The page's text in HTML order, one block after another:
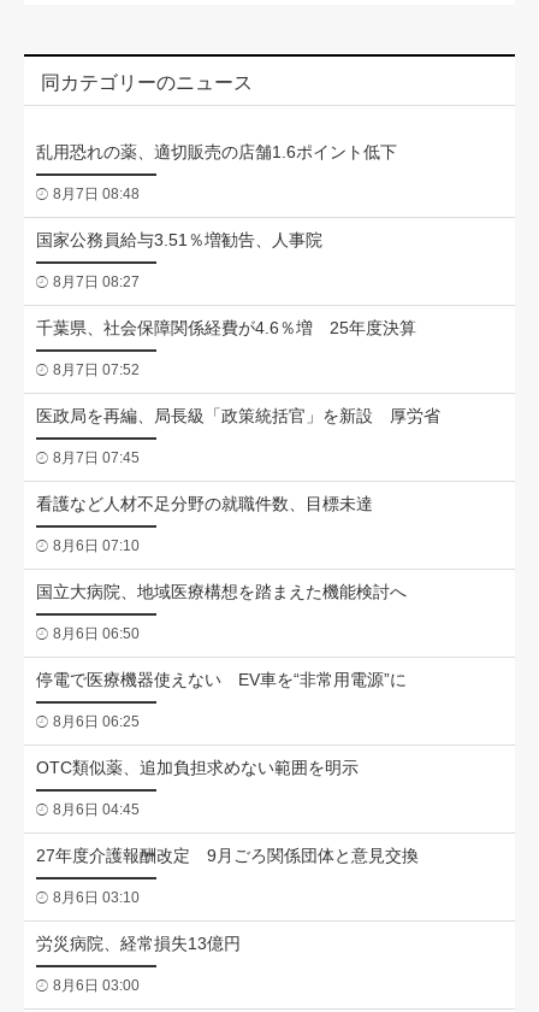
同カテゴリーのニュース
乱用恐れの薬、適切販売の店舗1.6ポイント低下
8月7日 08:48
国家公務員給与3.51％増勧告、人事院
8月7日 08:27
千葉県、社会保障関係経費が4.6％増 25年度決算
8月7日 07:52
医政局を再編、局長級「政策統括官」を新設 厚労省
8月7日 07:45
看護など人材不足分野の就職件数、目標未達
8月6日 07:10
国立大病院、地域医療構想を踏まえた機能検討へ
8月6日 06:50
停電で医療機器使えない EV車を“非常用電源”に
8月6日 06:25
OTC類似薬、追加負担求めない範囲を明示
8月6日 04:45
27年度介護報酬改定 9月ごろ関係団体と意見交換
8月6日 03:10
労災病院、経常損失13億円
8月6日 03:00